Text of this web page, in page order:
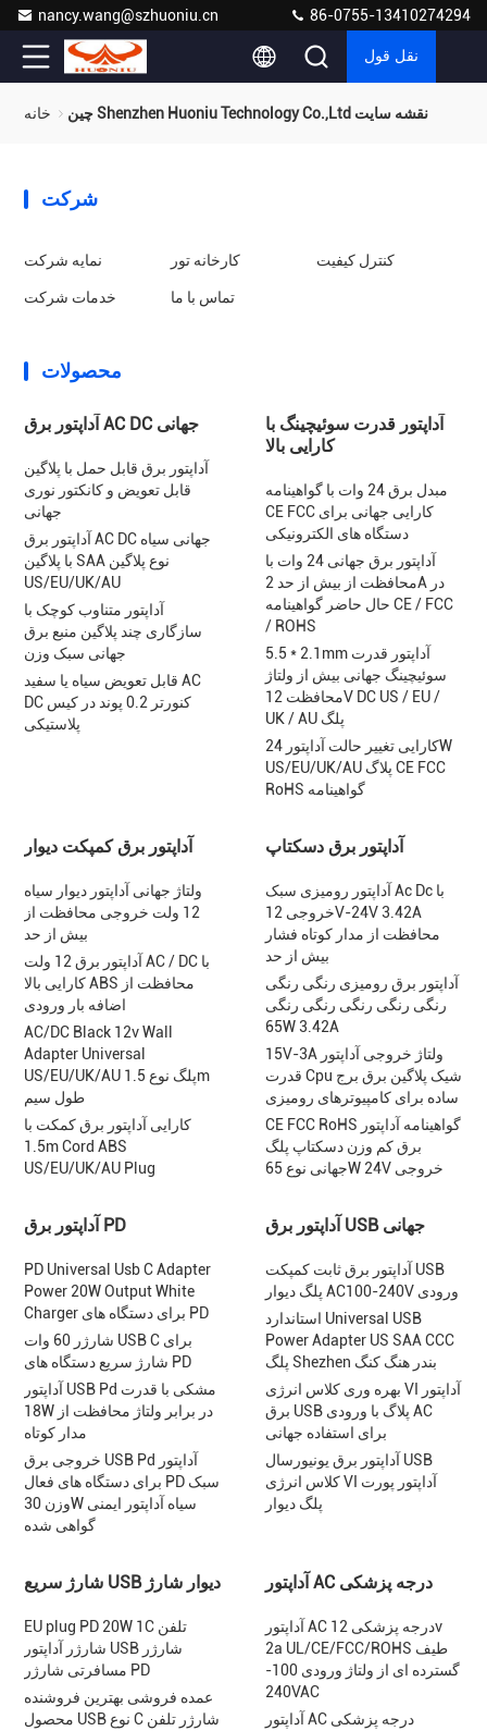
nancy.wang@szhuoniu.cn 86-0755-13410274294
نقل قول
خانه چین Shenzhen Huoniu Technology Co.,Ltd نقشه سایت
شرکت
نمایه شرکت کارخانه تور کنترل کیفیت
خدمات شرکت تماس با ما
محصولات
آداپتور برق AC DC جهانی
آداپتور برق قابل حمل با پلاگین
قابل تعویض و کانکتور نوری
جهانی
آداپتور برق AC DC جهانی سیاه
با پلاگین SAA نوع پلاگین
US/EU/UK/AU
آداپتور متناوب کوچک با
سازگاری چند پلاگین منبع برق
جهانی سبک وزن
قابل تعویض سیاه یا سفید AC
DC کنورتر 0.2 پوند در کیس
پلاستیکی
آداپتور قدرت سوئیچینگ با
کارایی بالا
مبدل برق 24 وات با گواهینامه
CE FCC کارایی جهانی برای
دستگاه های الکترونیکی
آداپتور برق جهانی 24 وات با
محافظت از بیش از حد 2A در
حال حاضر گواهینامه CE / FCC
/ ROHS
5.5 * 2.1mm آداپتور قدرت
سوئیچینگ جهانی بیش از ولتاژ
محافظت 12V DC US / EU /
UK / AU پلگ
کارایی تغییر حالت آداپتور 24W
US/EU/UK/AU پلاگ CE FCC
RoHS گواهینامه
آداپتور برق کمپکت دیوار
ولتاژ جهانی آداپتور دیوار سیاه
12 ولت خروجی محافظت از
بیش از حد
آداپتور برق 12 ولت AC / DC با
کارایی بالا ABS محافظت از
اضافه بار ورودی
AC/DC Black 12v Wall
Adapter Universal
US/EU/UK/AU پلگ نوع 1.5m
طول سیم
کارایی آداپتور برق کمکت با
1.5m Cord ABS
US/EU/UK/AU Plug
آداپتور برق دسکتاپ
آداپتور رومیزی سبک Ac Dc با
خروجی 12V-24V 3.42A
محافظت از مدار کوتاه فشار
بیش از حد
آداپتور برق رومیزی رنگی رنگی
رنگی رنگی رنگی رنگی رنگی
65W 3.42A
15V-3A ولتاژ خروجی آداپتور
قدرت Cpu شیک پلاگین برق برج
ساده برای کامپیوترهای رومیزی
CE FCC RoHS گواهینامه آداپتور
برق کم وزن دسکتاپ پلگ
جهانی نوع 65W 24V خروجی
آداپتور برق PD
PD Universal Usb C Adapter
Power 20W Output White
Charger برای دستگاه های PD
شارژر 60 وات USB C برای
شارژ سریع دستگاه های PD
آداپتور USB Pd مشکی با قدرت
18W در برابر ولتاژ محافظت از
مدار کوتاه
خروجی برق USB Pd آداپتور
برای دستگاه های فعال PD سبک
وزن 30W سیاه آداپتور ایمنی
گواهی شده
آداپتور برق USB جهانی
آداپتور برق ثابت کمپکت USB
پلگ دیوار AC100-240V ورودی
استاندارد Universal USB
Power Adapter US SAA CCC
پلگ Shezhen بندر هنگ کنگ
بهره وری کلاس انرژی VI آداپتور
برق USB پلاگ با ورودی AC
برای استفاده جهانی
آداپتور برق یونیورسال USB
کلاس انرژی VI آداپتور پورت
پلگ دیوار
شارژ سریع USB دیوار شارژ
EU plug PD 20W 1C تلفن
شارژر آداپتور USB شارژر
مسافرتی شارژر PD
عمده فروشی بهترین فروشنده
محصول USB نوع C شارژر تلفن
آداپتور AC درجه پزشکی
آداپتور AC درجه پزشکی 12v
2a UL/CE/FCC/ROHS طیف
گسترده ای از ولتاژ ورودی 100-
240VAC
آداپتور AC درجه پزشکی